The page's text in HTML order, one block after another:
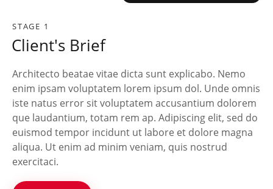
STAGE 1
Client's Brief
Architecto beatae vitae dicta sunt explicabo. Nemo
enim ipsam voluptatem lorem ipsum dol. Unde omnis
iste natus error sit voluptatem accusantium dolorem
que laudantium, totam rem ap. Adipiscing elit, sed do
euismod tempor incidunt ut labore et dolore magna
aliqua. Ut enim ad minim veniam, quis nostrud
exercitaci.